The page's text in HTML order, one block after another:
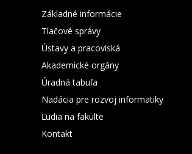
Základné informácie
Tlačové správy
Ústavy a pracoviská
Akademické orgány
Úradná tabuľa
Nadácia pre rozvoj informatiky
Ľudia na fakulte
Kontakt